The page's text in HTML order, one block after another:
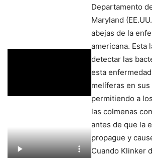
Departamento
Maryland
abejas de la
americana. Esta
detectar las
esta
melíferas en
permitiendo a
las colmenas
antes de que la
propague y
Cuando Klinker